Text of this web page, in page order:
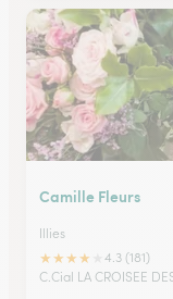
Camille Fleurs
Illies
★★★★
4.3 (181)
C.Cial LA CROISEE